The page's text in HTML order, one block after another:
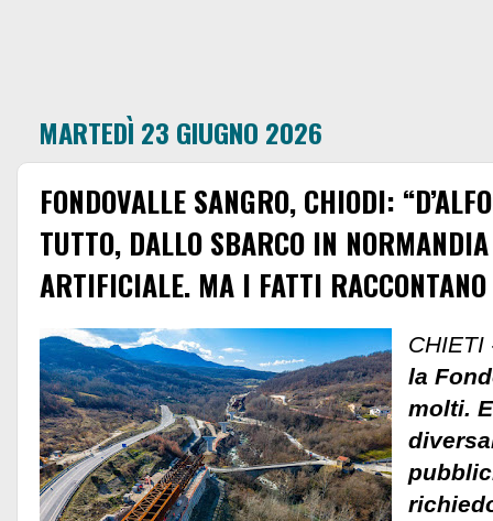
MARTEDÌ 23 GIUGNO 2026
FONDOVALLE SANGRO, CHIODI:
TUTTO, DALLO SBARCO IN
ARTIFICIALE. MA I FATTI RACCONTANO
la
molti.